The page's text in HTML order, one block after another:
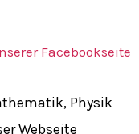
Facebookseite
Physik
Webseite